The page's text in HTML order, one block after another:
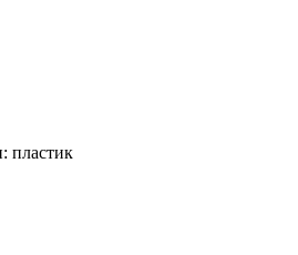
пластик